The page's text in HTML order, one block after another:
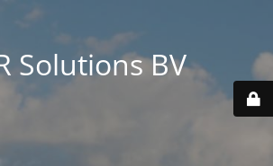
Solutions BV